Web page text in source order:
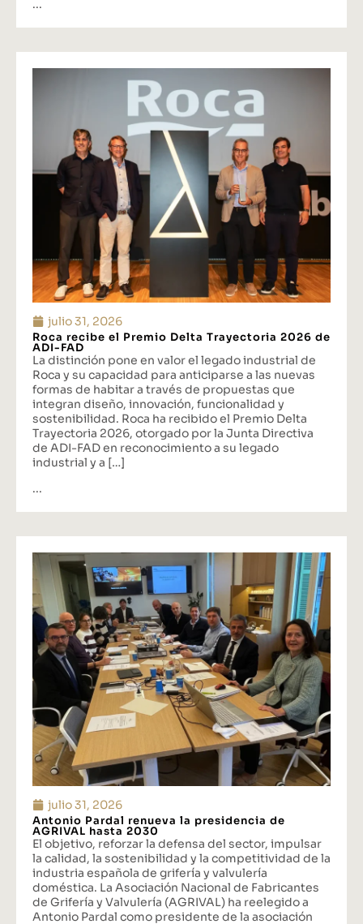
...
julio 31, 2026
Roca recibe el Premio Delta Trayectoria 2026 de
ADI-FAD
La distinción pone en valor el legado industrial de
Roca y su capacidad para anticiparse a las nuevas
formas de habitar a través de propuestas que
integran diseño, innovación, funcionalidad y
sostenibilidad. Roca ha recibido el Premio Delta
Trayectoria 2026, otorgado por la Junta Directiva
de ADI-FAD en reconocimiento a su legado
industrial y a […]
...
julio 31, 2026
Antonio Pardal renueva la presidencia de
AGRIVAL hasta 2030
El objetivo, reforzar la defensa del sector, impulsar
la calidad, la sostenibilidad y la competitividad de la
industria española de grifería y valvulería
doméstica. La Asociación Nacional de Fabricantes
de Grifería y Valvulería (AGRIVAL) ha reelegido a
Antonio Pardal como presidente de la asociación